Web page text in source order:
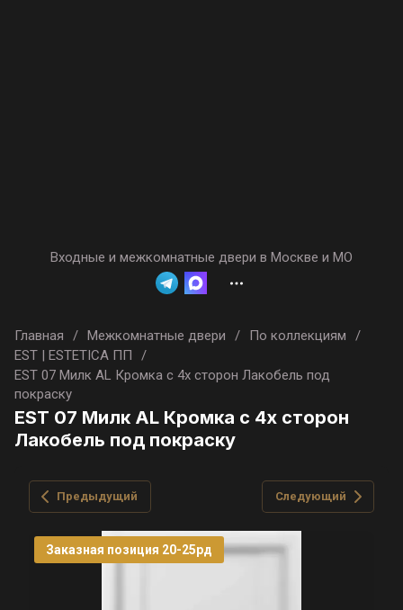
Входные и межкомнатные двери в Москве и МО
Главная / Межкомнатные двери / По коллекциям
/
EST | ESTETICA ПП
/
EST 07 Милк AL Кромка с 4х сторон Лакобель под
покраску
EST 07 Милк AL Кромка с 4х сторон
Лакобель под покраску
Предыдущий Следующий
Заказная позиция 20-25рд